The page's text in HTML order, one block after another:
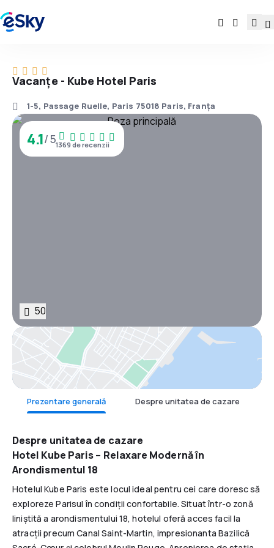
Vacanţe - Kube Hotel Paris
1-5, Passage Ruelle, Paris 75018 Paris, Franţa
4.1/ 51369 de recenzii
50
Hartă
Prezentare generală Despre unitatea de cazare
Despre unitatea de cazare
Hotel Kube Paris – Relaxare Modernă în
Arondismentul 18
Hotelul Kube Paris este locul ideal pentru cei care doresc să
exploreze Parisul în condiții confortabile. Situat într-o zonă
liniștită a arondismentului 18, hotelul oferă acces facil la
atracții precum Canal Saint-Martin, impresionanta Bazilică